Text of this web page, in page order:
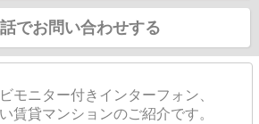
でお問い合わせする
モニター付きインターフォン、
賃貸マンションのご紹介です。